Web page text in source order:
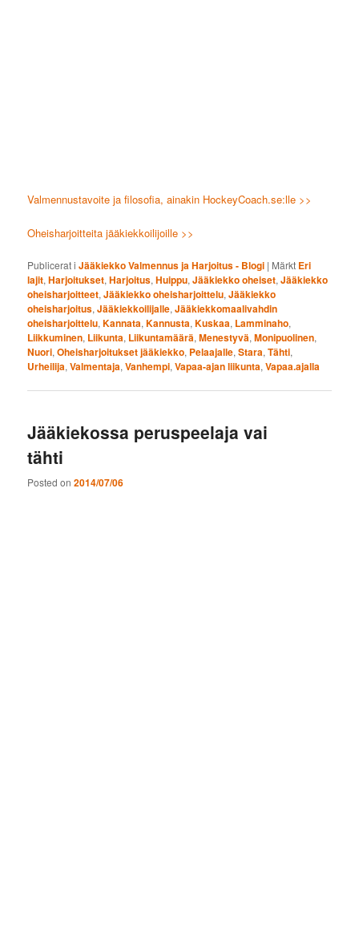
Valmennustavoite ja filosofia, ainakin HockeyCoach.se:lle >>
Oheisharjoitteita jääkiekkoilijoille >>
Publicerat i Jääkiekko Valmennus ja Harjoitus - Blogi | Märkt Eri
lajit,Harjoitukset,Harjoitus,Huippu,Jääkiekko oheiset,Jääkiekko
oheisharjoitteet,Jääkiekko oheisharjoittelu,Jääkiekko
oheisharjoitus,Jääkiekkoilijalle,Jääkiekkomaalivahdin
oheisharjoittelu,Kannata,Kannusta,Kuskaa, Lamminaho,
Liikkuminen, Liikunta, Liikuntamäärä,Menestyvä,Monipuolinen,
Nuori,Oheisharjoitukset jääkiekko, Pelaajalle,Stara,Tähti,
Urheilija,Valmentaja,Vanhempi,Vapaa-ajan liikunta,Vapaa.ajalla
Jääkiekossa peruspeelaja vai
tähti
Posted on2014/07/06